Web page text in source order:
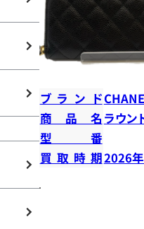
ブランド
商品名 ラウン
型番
買取時期2026